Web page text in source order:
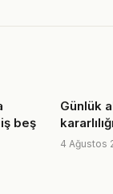
beş
Günlük
4 Ağustos